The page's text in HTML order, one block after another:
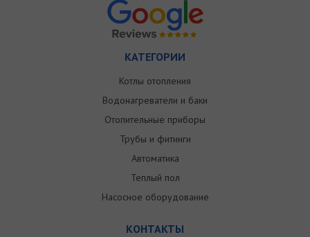
КАТЕГОРИИ
Котлы отопления
Водонагреватели и баки
Отопительные приборы
Трубы и фитинги
Автоматика
Теплый пол
Насосное оборудование
КОНТАКТЫ